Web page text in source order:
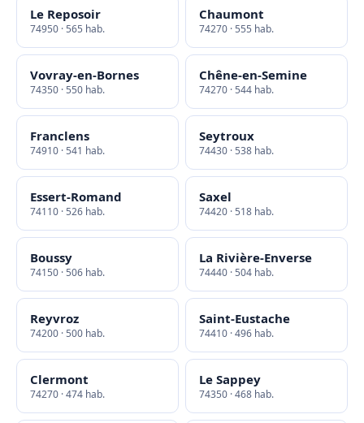
Le Reposoir
74950 · 565 hab.
Chaumont
74270 · 555 hab.
Vovray-en-Bornes
74350 · 550 hab.
Chêne-en-Semine
74270 · 544 hab.
Franclens
74910 · 541 hab.
Seytroux
74430 · 538 hab.
Essert-Romand
74110 · 526 hab.
Saxel
74420 · 518 hab.
Boussy
74150 · 506 hab.
La Rivière-Enverse
74440 · 504 hab.
Reyvroz
74200 · 500 hab.
Saint-Eustache
74410 · 496 hab.
Clermont
74270 · 474 hab.
Le Sappey
74350 · 468 hab.